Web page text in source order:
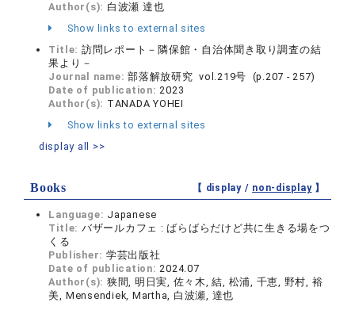
Author(s): 白波瀬 達也
Show links to external sites
Title: 訪問レポート－隣保館・自治体聞き取り調査の結
果より－
Journal name:部落解放研究 vol.219号 (p.207 - 257)
Date of publication:2023
Author(s): TANADA YOHEI
Show links to external sites
display all >>
Books 【 display / non-display】
Language: Japanese
Title: バザールカフェ : ばらばらだけど共に生きる場をつ
くる
Publisher: 学芸出版社
Date of publication:2024.07
Author(s): 狭間, 明日実, 佐々木, 結, 松浦, 千恵, 野村, 裕
美, Mensendiek, Martha, 白波瀬, 達也